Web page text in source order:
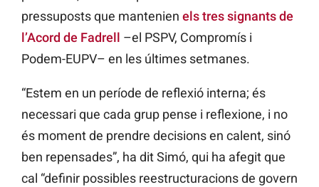
pressuposts que mantenien els tres signants de
l’Acord de Fadrell –el PSPV, Compromís i
Podem-EUPV– en les últimes setmanes.
“Estem en un període de reflexió interna; és
necessari que cada grup pense i reflexione, i no
és moment de prendre decisions en calent, sinó
ben repensades”, ha dit Simó, qui ha afegit que
cal “definir possibles reestructuracions de govern